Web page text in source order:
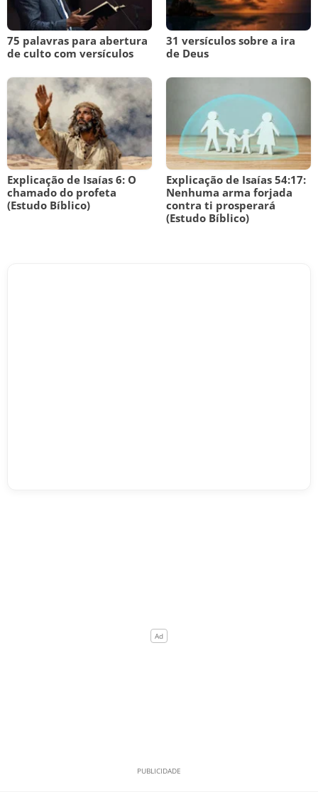
75 palavras para abertura
de culto com versículos
31 versículos sobre a ira
de Deus
Explicação de Isaías 6: O
chamado do profeta
(Estudo Bíblico)
Explicação de Isaías 54:17:
Nenhuma arma forjada
contra ti prosperará
(Estudo Bíblico)